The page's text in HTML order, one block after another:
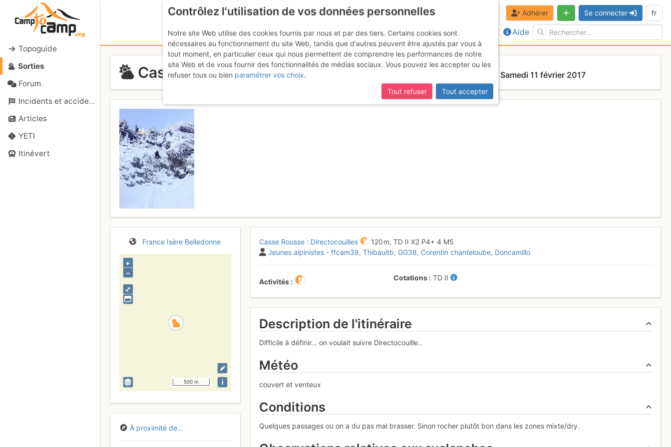
Topoguide
Sorties
Forum
Incidents et accidents
Articles
YETI
Itinévert
Aide
Adhérer Se connecter fr
Casse Rousse : dans le secteur de Directocouilles Samedi 11 février 2017
France Isère Belledonne
⤢
+
–
500 m i
À proximité de...
Casse Rousse : Directocouilles 120 m,TD IIX2 P4+4 M5
Jeunes alpinistes - ffcam38 Thibaultb GG38 Corentin chanteloube Doncamillo
Activités Cotations TD II
Description de l'itinéraire
Difficile à définir... on voulait suivre Directocouille..
Météo
couvert et venteux
Conditions
Quelques passages ou on a du pas mal brasser. Sinon rocher plutôt bon dans les zones mixte/dry.
Contrôlez l'utilisation de vos données personnelles
Notre site Web utilise des cookies fournis par nous et par des tiers. Certains cookies sont
nécessaires au fonctionnement du site Web, tandis que d'autres peuvent être ajustés par vous à
tout moment, en particulier ceux qui nous permettent de comprendre les performances de notre
site Web et de vous fournir des fonctionnalités de médias sociaux. Vous pouvez les accepter ou les
refuser tous ou bien paramétrer vos choix.
Tout refuser
Tout accepter